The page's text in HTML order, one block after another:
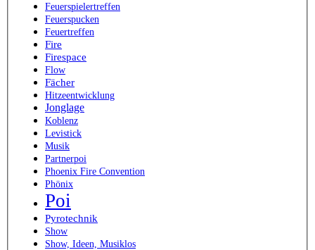
Feuerspielertreffen
Feuerspucken
Feuertreffen
Fire
Firespace
Flow
Fächer
Hitzeentwicklung
Jonglage
Koblenz
Levistick
Musik
Partnerpoi
Phoenix Fire Convention
Phönix
Poi
Pyrotechnik
Show
Show, Ideen, Musiklos